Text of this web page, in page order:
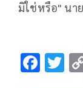
มิใช่หรือ" นา
F T